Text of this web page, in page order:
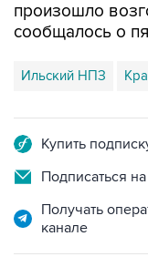
Ильский НПЗ
Подписаться
Получать
НОВОСТИ ПО